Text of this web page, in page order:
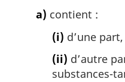
a) contient :
(i) d’une
(ii) d’autre
substances-